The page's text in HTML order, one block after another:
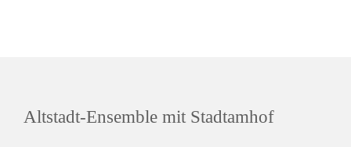
Altstadt-Ensemble mit Stadtamhof